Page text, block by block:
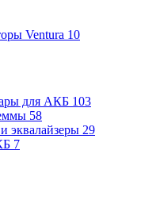
Ventura 10
для АКБ 103
58
эквалайзеры 29
7